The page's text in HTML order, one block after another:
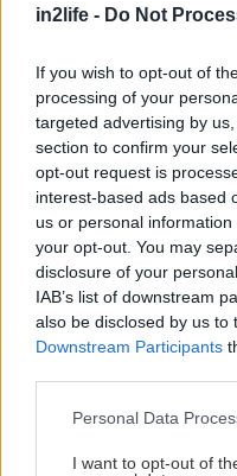
in2life - Do Not
If you wish to opt-out of
processing of your
targeted advertising by
section to confirm your
opt-out request is
interest-based ads based
us or personal
your opt-out. You may
disclosure of your
IAB’s list of downstream
also be disclosed by us to
Downstream Participants
Please note that this
not limited to your visit or
Personal Data
I want to opt-out of
αλλά τα
πλεονεκτήματα εν
μεθόδων:
* Έχει λογικό κόστος
ευαίσθητο δέρμα
* Δεν προκαλεί
π.χ. το ξυράφι και οι
* Μπορεί να
σώματος (αποφύγετε
καθότι είναι
μπικίνι, χέρια,